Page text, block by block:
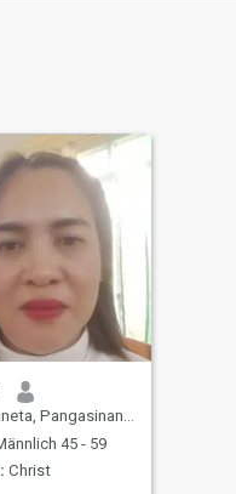
Pangasinan, Philippinen
45 - 59
Christ